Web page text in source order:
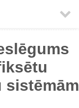

sistēmām